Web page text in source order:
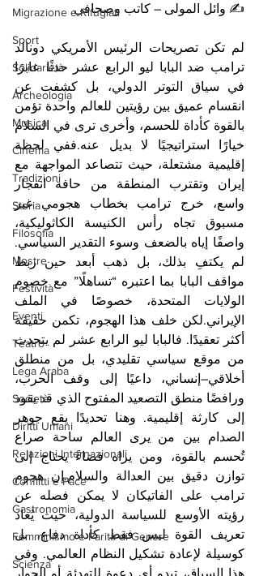
Migrazione e Rifugiati
Sport
Solidarietà
Archeologia
Musica
Cinema
Tradizioni
Storia
Filosofia
Mostre
Festività
Eventi
Teatro
Lega Araba
Società
Diritti Umani
Relazioni Internazionali
Conflitti e Pace
Gastronomia
Femminismo e Parità di Genere
Scienza
✍️ وائل المولى – كاتب وصحافي
‏لم تكن تصريحات الرئيس الأمريكي دونالد
ترامب ضد البابا ليو الرابع عشر حدثًا عابرًا
بالقوة كأداة للحسم، وأخرى ترى في السلام
خيارًا استراتيجيًا لا بديل عنه.ففي لحظة
واسع، خرج ترامب بخطاب هجومي غير
لم يكتفِ بذلك، بل ذهب أبعد حين ربط
مواقف البابا بما اعتبره “تساهلًا” مع خصوم
الإيراني.لكن خلف هذا الهجوم، تكمن حقيقة
أكثر تعقيدًا. فالبابا ليو الرابع عشر لم يتحدث
أخلاقي–إنساني، داعيًا إلى وقف الحرب،
ورافضًا منطق التصعيد المفتوح الذي قد يقود
تُحسم بالقوة، ومن يراه فضاءً يحتاج إلى
توازن دقيق بين العدالة والسلام.إن هجوم
رؤيته الأوسع للسياسة الدولية، حيث يُعاد
تعريف القوة ليس فقط كأداة دفاع، بل